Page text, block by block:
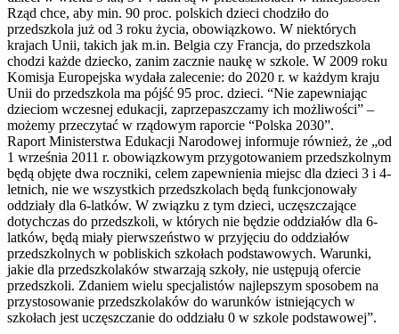
Rząd chce, aby min. 90 proc. polskich dzieci chodziło do
przedszkola już od 3 roku życia, obowiązkowo. W niektórych
krajach Unii, takich jak m.in. Belgia czy Francja, do przedszkola
chodzi każde dziecko, zanim zacznie naukę w szkole. W 2009 roku
Komisja Europejska wydała zalecenie: do 2020 r. w każdym kraju
Unii do przedszkola ma pójść 95 proc. dzieci. “Nie zapewniając
dzieciom wczesnej edukacji, zaprzepaszczamy ich możliwości” –
możemy przeczytać w rządowym raporcie “Polska 2030”.
Raport Ministerstwa Edukacji Narodowej informuje również, że „od
1 września 2011 r. obowiązkowym przygotowaniem przedszkolnym
będą objęte dwa roczniki, celem zapewnienia miejsc dla dzieci 3 i 4-
letnich, nie we wszystkich przedszkolach będą funkcjonowały
oddziały dla 6-latków. W związku z tym dzieci, uczęszczające
dotychczas do przedszkoli, w których nie będzie oddziałów dla 6-
latków, będą miały pierwszeństwo w przyjęciu do oddziałów
przedszkolnych w pobliskich szkołach podstawowych. Warunki,
jakie dla przedszkolaków stwarzają szkoły, nie ustępują ofercie
przedszkoli. Zdaniem wielu specjalistów najlepszym sposobem na
przystosowanie przedszkolaków do warunków istniejących w
szkołach jest uczęszczanie do oddziału 0 w szkole podstawowej”.